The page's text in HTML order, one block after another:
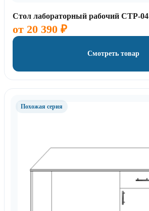
Стол лабораторный рабочий СТР-04
от 20 390 ₽
Смотреть товар
Похожая серия